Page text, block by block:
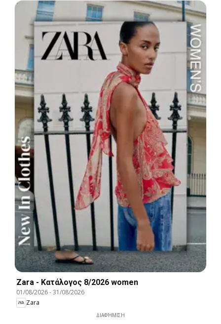
Zara - Kατάλογος 8/2026 women
01/08/2026-31/08/2026
Zara
ΔΙΑΦΉΜΙΣΗ